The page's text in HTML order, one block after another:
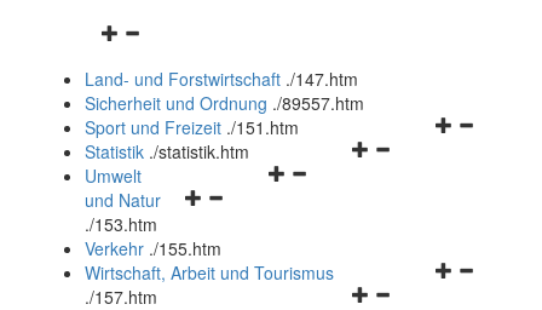
Navigationsmenü
und
schließen
Land- und Forstwirtschaft ./147.htm
Sicherheit und Ordnung ./89557.htm
Navigationsmenü
Sport und Freizeit ./151.htm
Navigationsmenü
Statistik ./statistik.htm
Navigationsmenü
und
schließen
Umwelt
und Natur
./153.htm
Verkehr ./155.htm
Navigationsmenü
Wirtschaft, Arbeit und Tourismus
./157.htm